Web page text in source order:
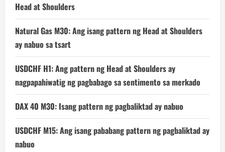
Head at Shoulders
Natural Gas M30: Ang isang pattern ng Head at Shoulders
ay nabuo sa tsart
USDCHF H1: Ang pattern ng Head at Shoulders ay
nagpapahiwatig ng pagbabago sa sentimento sa merkado
DAX 40 M30: Isang pattern ng pagbaliktad ay nabuo
USDCHF M15: Ang isang pababang pattern ng pagbaliktad ay
nabuo